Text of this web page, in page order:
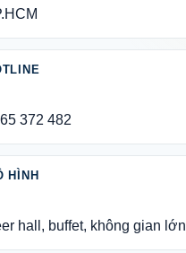
372 482
HÌNH
hall, buffet, không gian lớn